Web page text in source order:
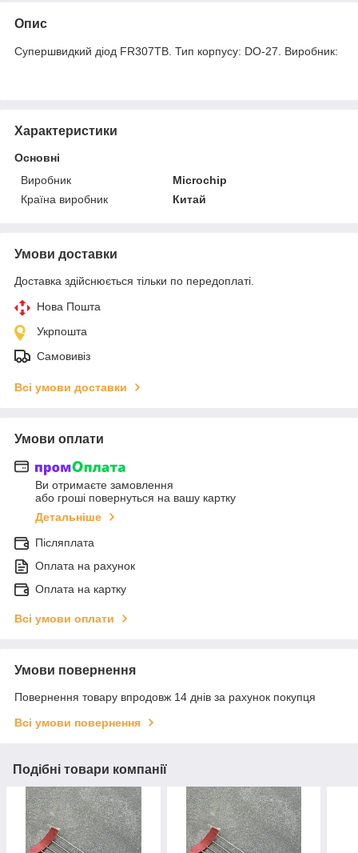
Опис
Супершвидкий діод FR307TB. Тип корпусу: DO-27. Виробник:
Характеристики
Основні
Виробник
Microchip
Країна виробник
Китай
Умови доставки
Доставка здійснюється тільки по передоплаті.
Нова Пошта
Укрпошта
Самовивіз
Всі умови доставки
Умови оплати
Ви отримаєте замовлення
або гроші повернуться на вашу картку
Детальніше
Післяплата
Оплата на рахунок
Оплата на картку
Всі умови оплати
Умови повернення
Повернення товару впродовж 14 днів за рахунок покупця
Всі умови повернення
Подібні товари компанії